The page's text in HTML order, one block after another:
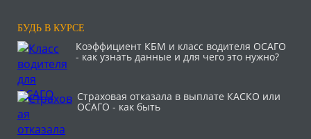
БУДЬ В КУРСЕ
Коэффициент КБМ и класс водителя ОСАГО
- как узнать данные и для чего это нужно?
Страховая отказала в выплате КАСКО или
ОСАГО - как быть